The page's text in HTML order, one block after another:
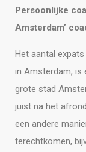
Persoonlijke
Amsterdam’
Het aantal
in Amsterdam, is
grote stad
juist na het
een andere
terechtkomen,